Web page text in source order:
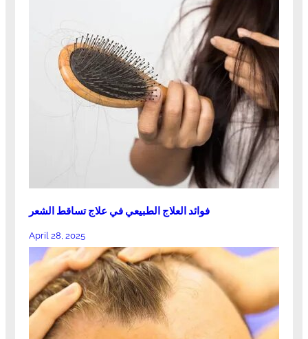
فوائد العلاج الطبيعي في علاج تساقط الشعر
April 28, 2025